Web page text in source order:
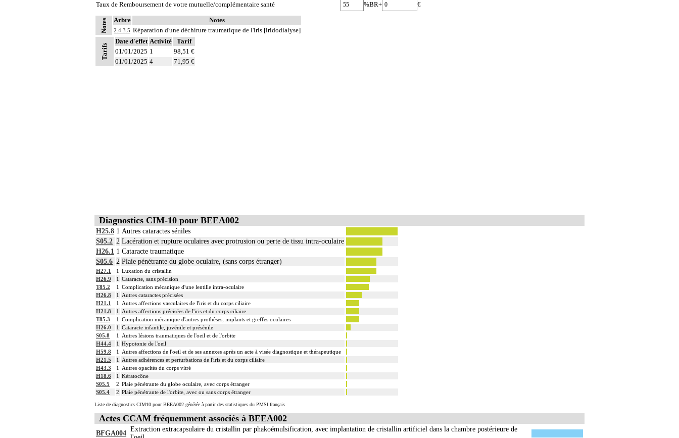
Taux de Remboursement de votre mutuelle/complémentaire santé
%BR+ €
Notes Arbre Notes
2.4.3.5 Réparation d'une déchirure traumatique de l'iris [iridodialyse]
Tarifs
Date d'effet Activité
Tarif
01/01/2025 1
98,51 €
01/01/2025 4 71,95 €
Diagnostics CIM-10 pour BEEA002
H25.8 1 Autres cataractes séniles
S05.2 2 Lacération et rupture oculaires avec protrusion ou perte de tissu intra-oculaire
H26.1 1 Cataracte traumatique
S05.6 2 Plaie pénétrante du globe oculaire, (sans corps étranger)
H27.1 1 Luxation du cristallin
H26.9
1 Cataracte, sans précision
T85.2
1 Complication mécanique d'une lentille intra-oculaire
H26.8
1
Autres cataractes précisées
H21.1
1
Autres affections vasculaires de l'iris et du corps ciliaire
H21.8
1
Autres affections précisées de l'iris et du corps ciliaire
T85.3
1 Complication mécanique d'autres prothèses, implants et greffes oculaires
H26.0
1 Cataracte infantile, juvénile et présénile
S05.8
1
Autres lésions traumatiques de l'oeil et de l'orbite
H44.4
1 Hypotonie de l'oeil
H59.8
1
Autres affections de l'oeil et de ses annexes après un acte à visée diagnostique et thérapeutique
H21.5
1
Autres adhérences et perturbations de l'iris et du corps ciliaire
H43.3
1
Autres opacités du corps vitré
H18.6
1 Kératocône
S05.5
2 Plaie pénétrante du globe oculaire, avec corps étranger
S05.4
2 Plaie pénétrante de l'orbite, avec ou sans corps étranger
Liste de diagnostics CIM10 pour BEEA002 générée à partir des statistiques du PMSI français
Actes CCAM fréquemment associés à BEEA002
BFGA004
Extraction extracapsulaire du cristallin par phakoémulsification, avec implantation de cristallin artificiel dans la chambre postérieure de